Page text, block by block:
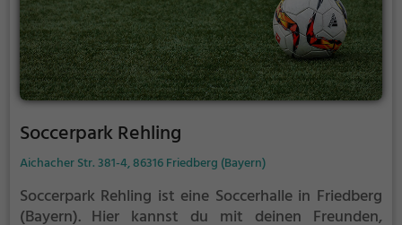
Soccerpark Rehling
Aichacher Str. 381-4, 86316 Friedberg (Bayern)
Soccerpark Rehling ist eine Soccerhalle in Friedberg
(Bayern). Hier kannst du mit deinen Freunden,